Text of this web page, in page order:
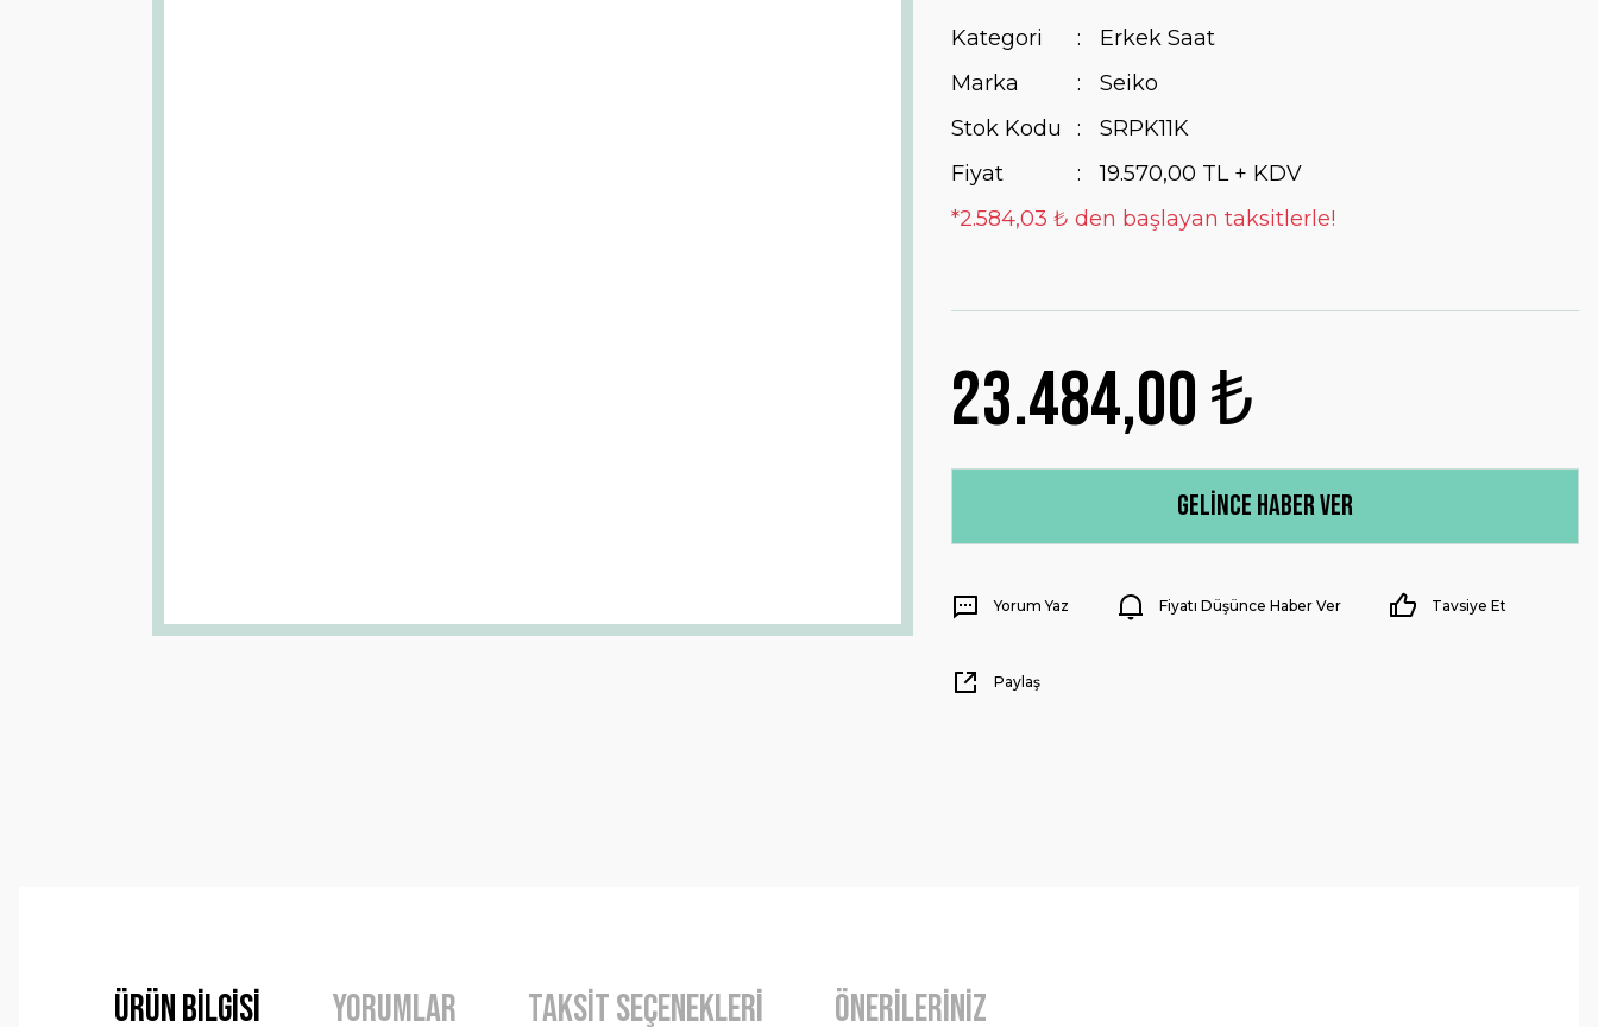
Kategori
Erkek Saat
Marka
Seiko
Stok Kodu
SRPK11K
Fiyat
19.570,00 TL + KDV
*2.584,03 ₺ den başlayan taksitlerle!
23.484,00 ₺
Gelince Haber Ver
Yorum Yaz Fiyatı Düşünce Haber Ver Tavsiye Et
Paylaş
Ürün Bilgisi Yorumlar Taksit Seçenekleri Önerileriniz